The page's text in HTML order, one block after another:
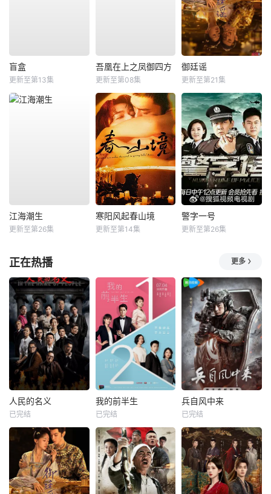
盲盒
更新至第13集
吾凰在上之凤御四方
更新至第08集
御廷谣
更新至第21集
江海潮生
更新至第26集
寒阳风起春山境
更新至第14集
警字一号
更新至第26集
正在热播 更多
人民的名义
已完结
我的前半生
已完结
兵自风中来
已完结